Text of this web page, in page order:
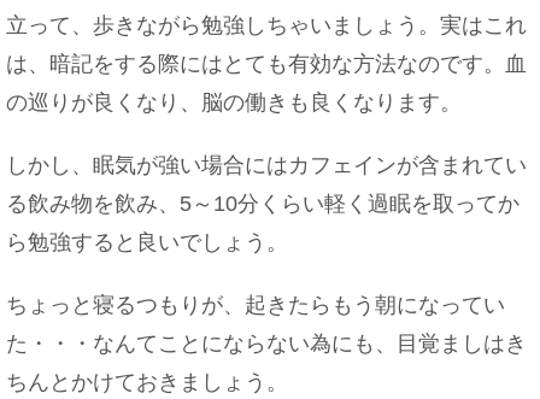
立って、歩きながら勉強しちゃいましょう。実はこれ
は、暗記をする際にはとても有効な方法なのです。血
の巡りが良くなり、脳の働きも良くなります。
しかし、眠気が強い場合にはカフェインが含まれてい
る飲み物を飲み、5～10分くらい軽く過眠を取ってか
ら勉強すると良いでしょう。
ちょっと寝るつもりが、起きたらもう朝になってい
た・・・なんてことにならない為にも、目覚ましはき
ちんとかけておきましょう。